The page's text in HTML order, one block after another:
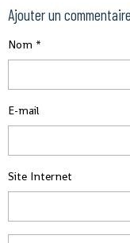
Ajouter un commentaire
Nom
E-mail
Site Internet